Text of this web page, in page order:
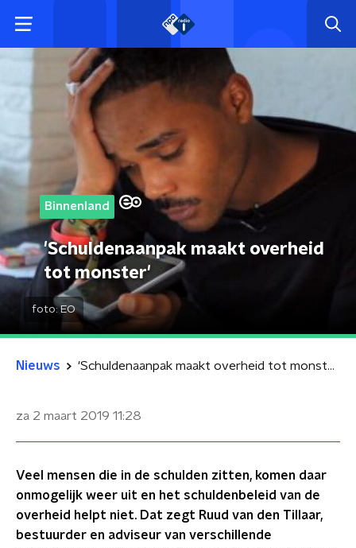
Binnenland
'Schuldenaanpak maakt overheid
tot monster'
foto:EO
Nieuws 'Schuldenaanpak maakt overheid tot monster'
za 2 maart 2019 11:28
Veel mensen die in de schulden zitten, komen daar
onmogelijk weer uit en het schuldenbeleid van de
overheid helpt niet. Dat zegt Ruud van den Tillaar,
bestuurder en adviseur van verschillende